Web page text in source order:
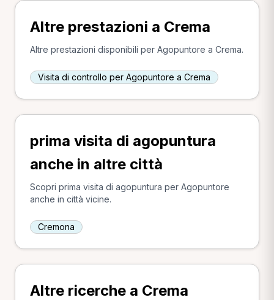
Altre prestazioni a Crema
Altre prestazioni disponibili per Agopuntore a Crema.
Visita di controllo per Agopuntore a Crema
prima visita di agopuntura
anche in altre città
Scopri prima visita di agopuntura per Agopuntore
anche in città vicine.
Cremona
Altre ricerche a Crema